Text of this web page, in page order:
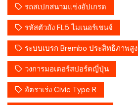
รถสเปกสนามแข่งอัปเกรด
รหัสตัวถัง FL5 ไมเนอร์เชนจ์
ระบบเบรก Brembo ประสิทธิภาพสูง
วงการมอเตอร์สปอร์ตญี่ปุ่น
อัตราเร่ง Civic Type R